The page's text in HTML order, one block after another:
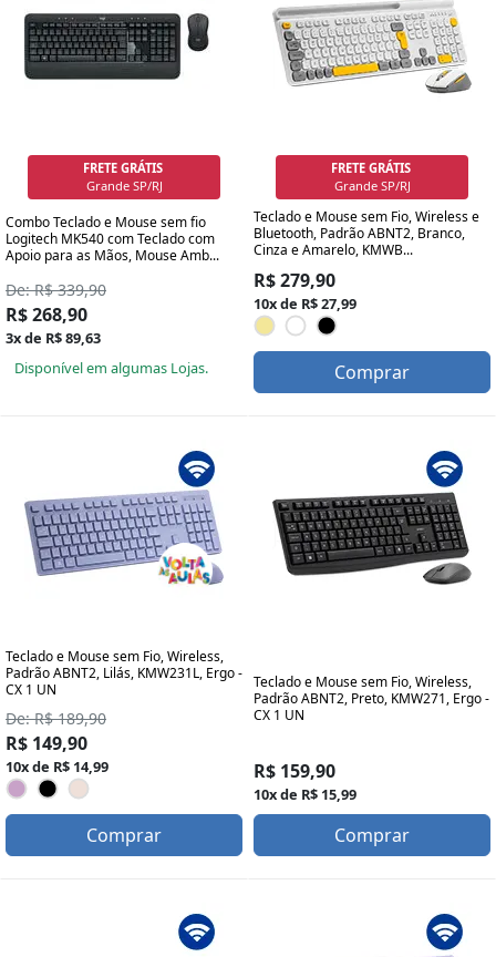
FRETE GRÁTIS
Grande SP/RJ
Combo Teclado e Mouse sem fio
Logitech MK540 com Teclado com
Apoio para as Mãos, Mouse Amb...
De: R$ 339,90
R$ 268,90
3x de R$ 89,63
Disponível em algumas Lojas.
FRETE GRÁTIS
Grande SP/RJ
Teclado e Mouse sem Fio, Wireless e
Bluetooth, Padrão ABNT2, Branco,
Cinza e Amarelo, KMWB...
R$ 279,90
10x de R$ 27,99
Comprar
Teclado e Mouse sem Fio, Wireless,
Padrão ABNT2, Lilás, KMW231L, Ergo -
CX 1 UN
De: R$ 189,90
R$ 149,90
10x de R$ 14,99
Comprar
Teclado e Mouse sem Fio, Wireless,
Padrão ABNT2, Preto, KMW271, Ergo -
CX 1 UN
R$ 159,90
10x de R$ 15,99
Comprar